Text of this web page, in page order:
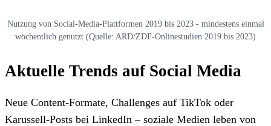
Nutzung von Social-Media-Plattformen 2019 bis 2023 - mindestens einmal
wöchentlich genutzt (Quelle: ARD/ZDF-Onlinestudien 2019 bis 2023)
Aktuelle Trends auf Social Media
Neue Content-Formate, Challenges auf TikTok oder
Karussell-Posts bei LinkedIn – soziale Medien leben von